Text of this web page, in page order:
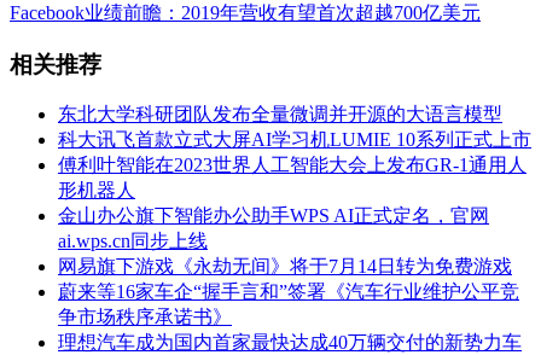
Facebook业绩前瞻：2019年营收有望首次超越700亿美元
相关推荐
东北大学科研团队发布全量微调并开源的大语言模型
科大讯飞首款立式大屏AI学习机LUMIE 10系列正式上市
傅利叶智能在2023世界人工智能大会上发布GR-1通用人
形机器人
金山办公旗下智能办公助手WPS AI正式定名，官网
ai.wps.cn同步上线
网易旗下游戏《永劫无间》将于7月14日转为免费游戏
蔚来等16家车企“握手言和”签署《汽车行业维护公平竞
争市场秩序承诺书》
理想汽车成为国内首家最快达成40万辆交付的新势力车